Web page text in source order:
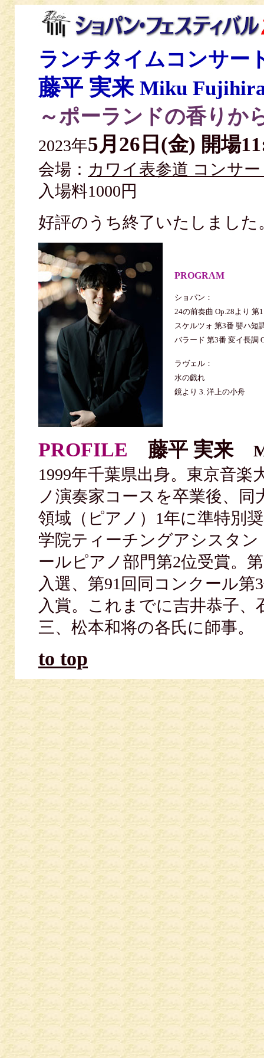
ランチタイムコンサー
藤平 実来 Miku
～ポーランドの香りか
2023年5月26日(金) 開場
会場： カワイ表参道 コンサ
入場料1000円
好評のうち終了いたしまし
PROGRAM
ショパン：
24の前奏曲 Op.28より 第
スケルツォ 第3番 嬰ハ短
バラード 第3番 変イ長調
ラヴェル：
水の戯れ
鏡より 3. 洋上の小舟
PROFILE 藤平 実来
1999年千葉県出身。東京音
ノ演奏家コースを卒業後、
領域（ピアノ）1年に準特別
学院ティーチングアシスタ
ールピアノ部門第2位受賞。
入選、第91回同コンクール
入賞。これまでに吉井恭子
三、松本和将の各氏に師事。
to top